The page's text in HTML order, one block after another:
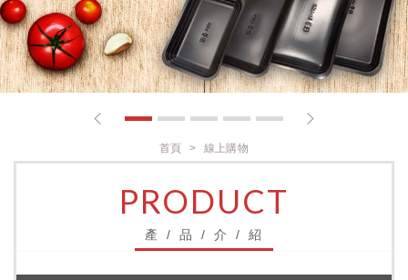
1 2 3 4 5
首頁 線上購物
PRODUCT
產 / 品 / 介 / 紹